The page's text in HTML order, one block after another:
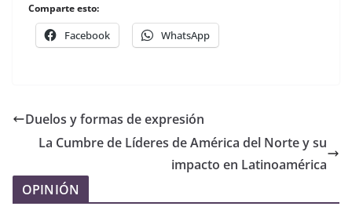
Comparte esto:
Facebook WhatsApp
Duelos y formas de expresión
La Cumbre de Líderes de América del Norte y su
impacto en Latinoamérica
OPINIÓN